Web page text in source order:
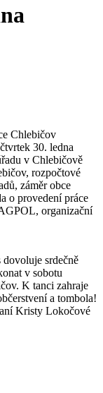
Chlebičov
30. ledna
v Chlebičově
rozpočtové
záměr obce
o provedení práce
organizační
srdečně
v sobotu
K tanci zahraje
a tombola!
Kristy Lokočové